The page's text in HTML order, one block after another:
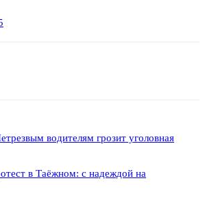
водителям грозит уголовная
в Таёжном: с надеждой на